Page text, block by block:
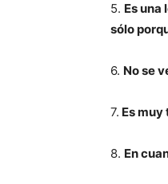
5. Es una
sólo
6. No se
7. Es
8. En